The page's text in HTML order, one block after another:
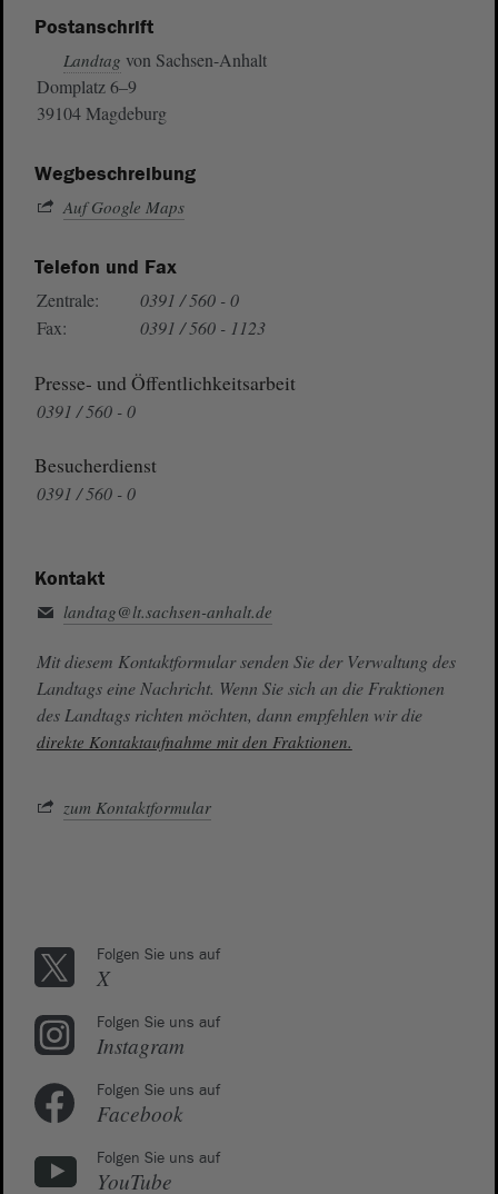
Postanschrift
Landtag von Sachsen-Anhalt
Domplatz 6–9
39104 Magdeburg
Wegbeschreibung
Auf Google Maps
Telefon und Fax
Zentrale:
0391 / 560 - 0
Fax:
0391 / 560 - 1123
Presse- und Öffentlichkeitsarbeit
0391 / 560 - 0
Besucherdienst
0391 / 560 - 0
Kontakt
landtag@lt.sachsen-anhalt.de
Mit diesem Kontaktformular senden Sie der Verwaltung des
Landtags eine Nachricht. Wenn Sie sich an die Fraktionen
des Landtags richten möchten, dann empfehlen wir die
direkte Kontaktaufnahme mit den Fraktionen.
zum Kontaktformular
Folgen Sie uns auf
X
Folgen Sie uns auf
Instagram
Folgen Sie uns auf
Facebook
Folgen Sie uns auf
YouTube